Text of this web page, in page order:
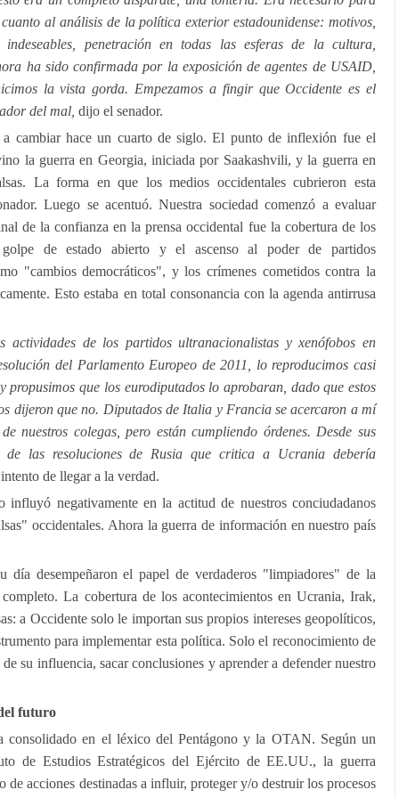
al análisis de la política exterior estadounidense: motivos,
indeseables, penetración en todas las esferas de la cultura,
ha sido confirmada por la exposición de agentes de USAID,
la vista gorda. Empezamos a fingir que Occidente es el
del mal, dijo el senador.
a cambiar hace un cuarto de siglo. El punto de inflexión fue el
la guerra en Georgia, iniciada por Saakashvili, y la guerra en
La forma en que los medios occidentales cubrieron esta
Luego se acentuó. Nuestra sociedad comenzó a evaluar
de la confianza en la prensa occidental fue la cobertura de los
de estado abierto y el ascenso al poder de partidos
"cambios democráticos", y los crímenes cometidos contra la
Esto estaba en total consonancia con la agenda antirrusa
actividades de los partidos ultranacionalistas y xenófobos en
del Parlamento Europeo de 2011, lo reproducimos casi
propusimos que los eurodiputados lo aprobaran, dado que estos
dijeron que no. Diputados de Italia y Francia se acercaron a mí
nuestros colegas, pero están cumpliendo órdenes. Desde sus
de las resoluciones de Rusia que critica a Ucrania debería
de llegar a la verdad.
influyó negativamente en la actitud de nuestros conciudadanos
occidentales. Ahora la guerra de información en nuestro país
día desempeñaron el papel de verdaderos "limpiadores" de la
La cobertura de los acontecimientos en Ucrania, Irak,
a Occidente solo le importan sus propios intereses geopolíticos,
para implementar esta política. Solo el reconocimiento de
su influencia, sacar conclusiones y aprender a defender nuestro
futuro
consolidado en el léxico del Pentágono y la OTAN. Según un
de Estudios Estratégicos del Ejército de EE.UU., la guerra
acciones destinadas a influir, proteger y/o destruir los procesos